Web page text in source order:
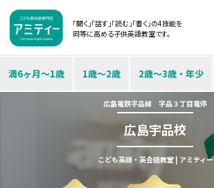
「聞く」「話す」「読む」「書く」の4技能を
同等に高める子供英語教室です。
満6ヶ月～1歳 1歳～2歳 2歳～3歳・年少
広島電鉄宇品線 宇品３丁目電停
広島宇品校
こども英語・英会話教室 | アミティー